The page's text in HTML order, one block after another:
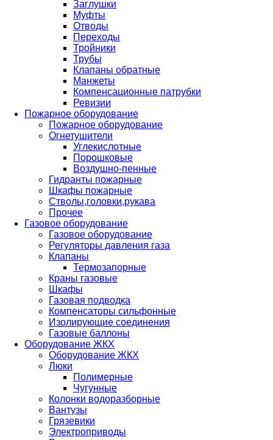
Заглушки
Муфты
Отводы
Переходы
Тройники
Трубы
Клапаны обратные
Манжеты
Компенсационные патрубки
Ревизии
Пожарное оборудование
Пожарное оборудование
Огнетушители
Углекислотные
Порошковые
Воздушно-пенные
Гидранты пожарные
Шкафы пожарные
Стволы,головки,рукава
Прочее
Газовое оборудование
Газовое оборудование
Регуляторы давления газа
Клапаны
Термозапорные
Краны газовые
Шкафы
Газовая подводка
Компенсаторы сильфонные
Изолирующие соединения
Газовые баллоны
Оборудование ЖКХ
Оборудование ЖКХ
Люки
Полимерные
Чугунные
Колонки водоразборные
Вантузы
Грязевики
Электроприводы